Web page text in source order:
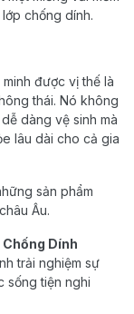
chống dính.
được vị thế là
thái. Nó không
dàng vệ sinh mà
lâu dài cho cả gia
sản phẩm
Âu.
Dính
trải nghiệm sự
sống tiện nghi